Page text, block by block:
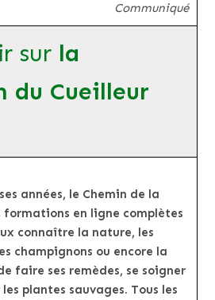
Communiqué
sur la
du Cueilleur
années, le Chemin de la
formations en ligne complètes
connaître la nature, les
champignons ou encore la
faire ses remèdes, se soigner
plantes sauvages. Tous les